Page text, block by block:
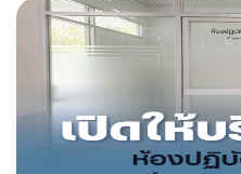
สำนักหอสมุดให้บริการช่องทางการแ
ทรัพยากร ผ่านช่องทาง Line
LINE 1. "เพิ่มเพื่อน" กับสำนักหอสมุด
กำหนดคืนหนังสือ"3. ยืนยันตัวตนผ่าน
สมาชิกห้องสมุด (หากไม่ทราบ โปรด
หรือตรวจสอบจากด้วยตนเองจาก แอ
04 กรกฎาคม 2567, 14.19